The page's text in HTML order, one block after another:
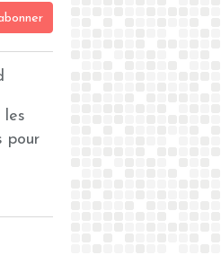
les
pour